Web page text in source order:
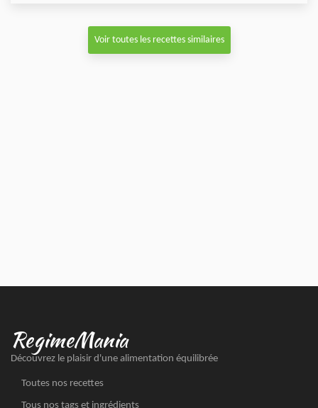
Voir toutes les recettes similaires
RegimeMania
Découvrez le plaisir d'une alimentation équilibrée
Toutes nos recettes
Tous nos tags et ingrédients